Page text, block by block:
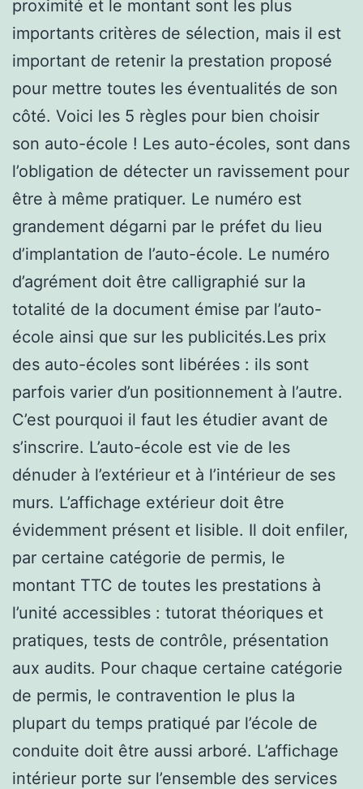
proximité et le montant sont les plus
importants critères de sélection, mais il est
important de retenir la prestation proposé
pour mettre toutes les éventualités de son
côté. Voici les 5 règles pour bien choisir
son auto-école ! Les auto-écoles, sont dans
l’obligation de détecter un ravissement pour
être à même pratiquer. Le numéro est
grandement dégarni par le préfet du lieu
d’implantation de l’auto-école. Le numéro
d’agrément doit être calligraphié sur la
totalité de la document émise par l’auto-
école ainsi que sur les publicités.Les prix
des auto-écoles sont libérées : ils sont
parfois varier d’un positionnement à l’autre.
C’est pourquoi il faut les étudier avant de
s’inscrire. L’auto-école est vie de les
dénuder à l’extérieur et à l’intérieur de ses
murs. L’affichage extérieur doit être
évidemment présent et lisible. Il doit enfiler,
par certaine catégorie de permis, le
montant TTC de toutes les prestations à
l’unité accessibles : tutorat théoriques et
pratiques, tests de contrôle, présentation
aux audits. Pour chaque certaine catégorie
de permis, le contravention le plus la
plupart du temps pratiqué par l’école de
conduite doit être aussi arboré. L’affichage
intérieur porte sur l’ensemble des services